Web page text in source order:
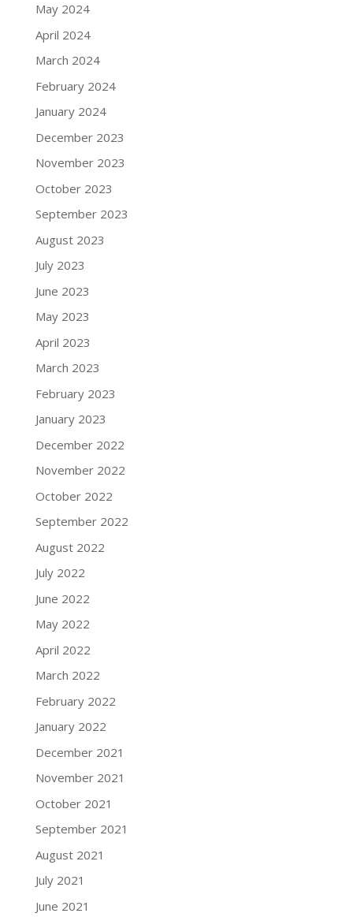
May 2024
April 2024
March 2024
February 2024
January 2024
December 2023
November 2023
October 2023
September 2023
August 2023
July 2023
June 2023
May 2023
April 2023
March 2023
February 2023
January 2023
December 2022
November 2022
October 2022
September 2022
August 2022
July 2022
June 2022
May 2022
April 2022
March 2022
February 2022
January 2022
December 2021
November 2021
October 2021
September 2021
August 2021
July 2021
June 2021